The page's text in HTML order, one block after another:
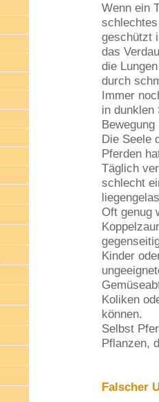
Wenn ein
geschützt
das
die
durch
Immer
in dunklen
Die Seele
Pferden
Täglich
schlecht
Oft genug
Kinder
Koliken
können.
Selbst
Pflanzen,
Falscher